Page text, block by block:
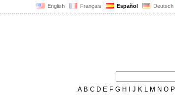
English Français Español Deutsch
AB C D E F G H J K L M N O P